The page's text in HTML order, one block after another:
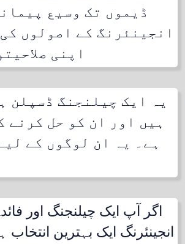
ڈیموں تک وسیع
انجینئرنگ کے اصولوں
اپنی
یہ ایک چیلنجنگ ڈسپلن
ہیں اور ان کو حل کرنے
ہے۔ یہ ان لوگوں کے
اگر آپ ایک چیلنجنگ اور
انجینئرنگ ایک بہترین